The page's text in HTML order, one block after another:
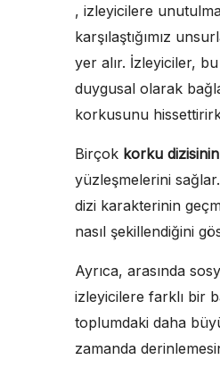
, izleyicilere
karşılaştığımız
yer alır. İzleyiciler,
duygusal olarak
korkusunu
Birçok korku
yüzleşmelerini
dizi karakterinin
nasıl şekillendiğini
Ayrıca, arasında
izleyicilere farklı bir
toplumdaki daha
zamanda